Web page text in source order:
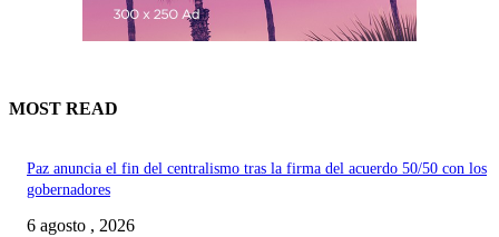
MOST READ
Paz anuncia el fin del centralismo tras la firma del acuerdo 50/50 con los
gobernadores
6 agosto , 2026